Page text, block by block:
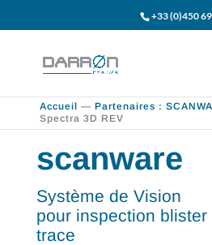
+33 (0)450
Accueil — Partenaires :
Spectra 3D REV
scanware
Système de Vision
pour inspection blister
trace